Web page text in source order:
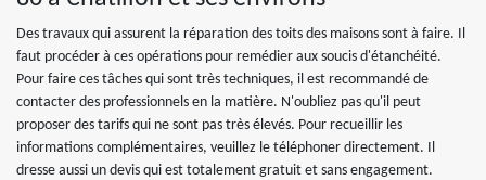
Des travaux qui assurent la réparation des toits des maisons sont à faire. Il
faut procéder à ces opérations pour remédier aux soucis d'étanchéité.
Pour faire ces tâches qui sont très techniques, il est recommandé de
contacter des professionnels en la matière. N'oubliez pas qu'il peut
proposer des tarifs qui ne sont pas très élevés. Pour recueillir les
informations complémentaires, veuillez le téléphoner directement. Il
dresse aussi un devis qui est totalement gratuit et sans engagement.